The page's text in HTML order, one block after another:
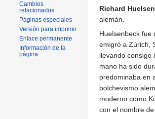
Richard
alemán.
Huelsenbeck fue
emigró a Zúrich,
llevando consigo
mano ha sido
predominaba en
bolchevismo
moderno como
con el nombre
Cambios
relacionados
Páginas especiales
Versión para imprimir
Enlace permanente
Información de la
página